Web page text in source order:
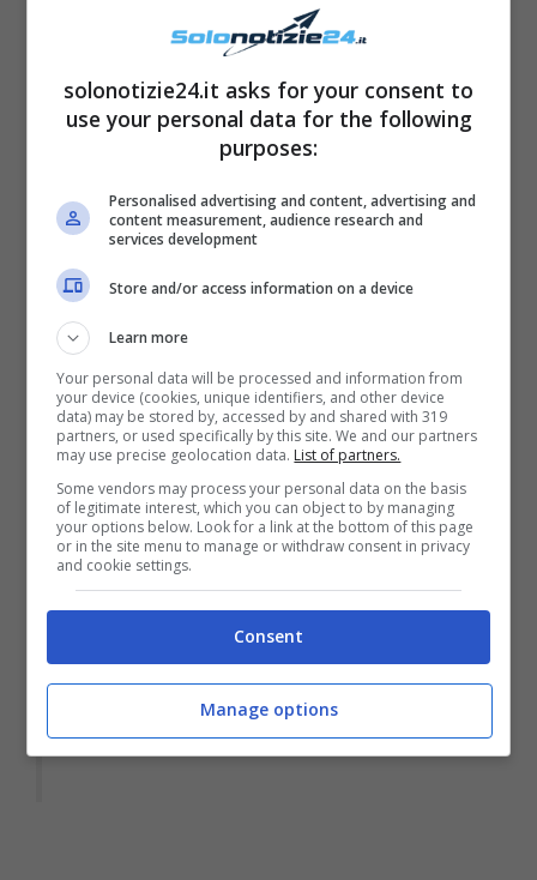
negozi. La decisione del
#lockdownè stata presa dopo il
boom di contagi che ha colpito il
L’inviata del#GR1,@lafrogh????
pic.twitter.com/ed3flNtHJ5
— Rai Radio1 (@Radio1Rai)
October 15, 2020
solonotizie24.it asks for your consent to
use your personal data for the following
purposes:
Personalised advertising and content, advertising and
content measurement, audience research and
services development
Store and/or access information on a device
Learn more
Your personal data will be processed and information from
your device (cookies, unique identifiers, and other device
data) may be stored by, accessed by and shared with 319
partners, or used specifically by this site. We and our partners
may use precise geolocation data. List of partners.
Some vendors may process your personal data on the basis
of legitimate interest, which you can object to by managing
your options below. Look for a link at the bottom of this page
or in the site menu to manage or withdraw consent in privacy
and cookie settings.
Consent
Manage options